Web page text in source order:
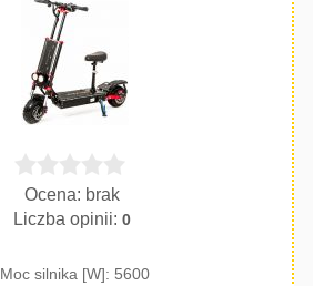
Ocena: brak
Liczba opinii:0
Moc silnika [W]: 5600